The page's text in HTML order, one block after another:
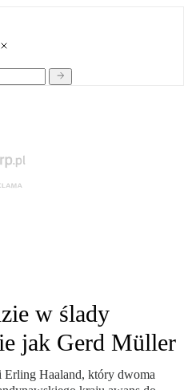
w ślady
jak Gerd Müller
Haaland, który dwoma